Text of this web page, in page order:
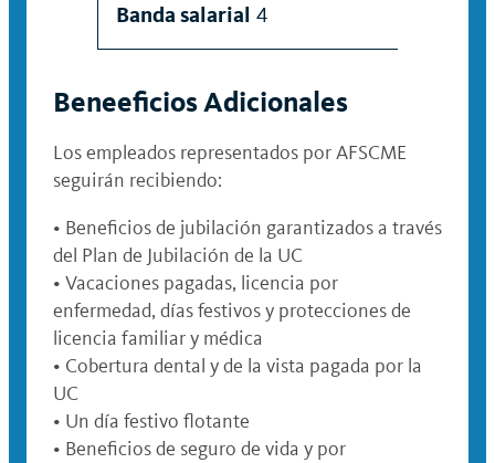
Banda salarial 4
Beneeficios Adicionales
Los empleados representados por AFSCME
seguirán recibiendo:
• Beneficios de jubilación garantizados a través
del Plan de Jubilación de la UC
• Vacaciones pagadas, licencia por
enfermedad, días festivos y protecciones de
licencia familiar y médica
• Cobertura dental y de la vista pagada por la
UC
• Un día festivo flotante
• Beneficios de seguro de vida y por